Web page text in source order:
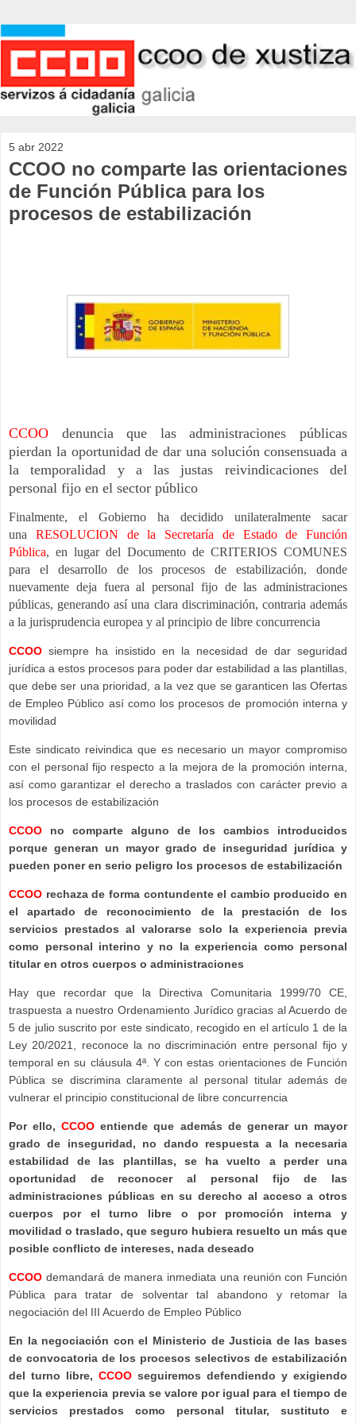
5 abr 2022
CCOO no comparte las orientaciones
de Función Pública para los
procesos de estabilización
CCOO denuncia que las administraciones públicas
pierdan la oportunidad de dar una solución consensuada a
la temporalidad y a las justas reivindicaciones del
personal fijo en el sector público
Finalmente, el Gobierno ha decidido unilateralmente sacar
una RESOLUCION de la Secretaría de Estado de Función
Pública, en lugar del Documento de CRITERIOS COMUNES
para el desarrollo de los procesos de estabilización, donde
nuevamente deja fuera al personal fijo de las administraciones
públicas, generando así una clara discriminación, contraria además
a la jurisprudencia europea y al principio de libre concurrencia
CCOO siempre ha insistido en la necesidad de dar seguridad
jurídica a estos procesos para poder dar estabilidad a las plantillas,
que debe ser una prioridad, a la vez que se garanticen las Ofertas
de Empleo Público así como los procesos de promoción interna y
movilidad
Este sindicato reivindica que es necesario un mayor compromiso
con el personal fijo respecto a la mejora de la promoción interna,
así como garantizar el derecho a traslados con carácter previo a
los procesos de estabilización
CCOO no comparte alguno de los cambios introducidos
porque generan un mayor grado de inseguridad jurídica y
pueden poner en serio peligro los procesos de estabilización
CCOO rechaza de forma contundente el cambio producido en
el apartado de reconocimiento de la prestación de los
servicios prestados al valorarse solo la experiencia previa
como personal interino y no la experiencia como personal
titular en otros cuerpos o administraciones
Hay que recordar que la Directiva Comunitaria 1999/70 CE,
traspuesta a nuestro Ordenamiento Jurídico gracias al Acuerdo de
5 de julio suscrito por este sindicato, recogido en el artículo 1 de la
Ley 20/2021, reconoce la no discriminación entre personal fijo y
temporal en su cláusula 4ª. Y con estas orientaciones de Función
Pública se discrimina claramente al personal titular además de
vulnerar el principio constitucional de libre concurrencia
Por ello,CCOO entiende que además de generar un mayor
grado de inseguridad, no dando respuesta a la necesaria
estabilidad de las plantillas, se ha vuelto a perder una
oportunidad de reconocer al personal fijo de las
administraciones públicas en su derecho al acceso a otros
cuerpos por el turno libre o por promoción interna y
movilidad o traslado, que seguro hubiera resuelto un más que
posible conflicto de intereses, nada deseado
CCOO demandará de manera inmediata una reunión con Función
Pública para tratar de solventar tal abandono y retomar la
negociación del III Acuerdo de Empleo Público
En la negociación con el Ministerio de Justicia de las bases
de convocatoria de los procesos selectivos de estabilización
del turno libre, CCOO seguiremos defendiendo y exigiendo
que la experiencia previa se valore por igual para el tiempo de
servicios prestados como personal titular, sustituto e